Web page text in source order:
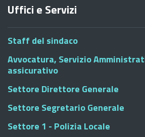
Uffici e Servizi
Staff del sindaco
Avvocatura, Servizio
assicurativo
Settore Direttore Generale
Settore Segretario Generale
Settore 1 - Polizia Locale